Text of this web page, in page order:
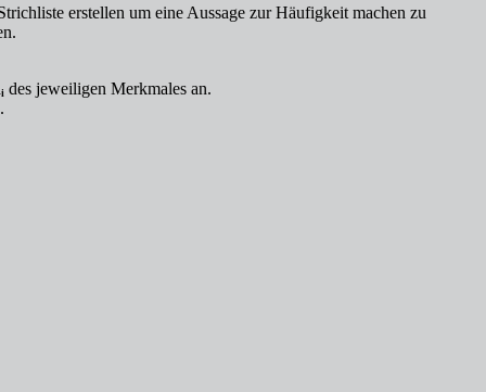
erstellen um eine Aussage zur Häufigkeit machen zu
des jeweiligen Merkmales an.